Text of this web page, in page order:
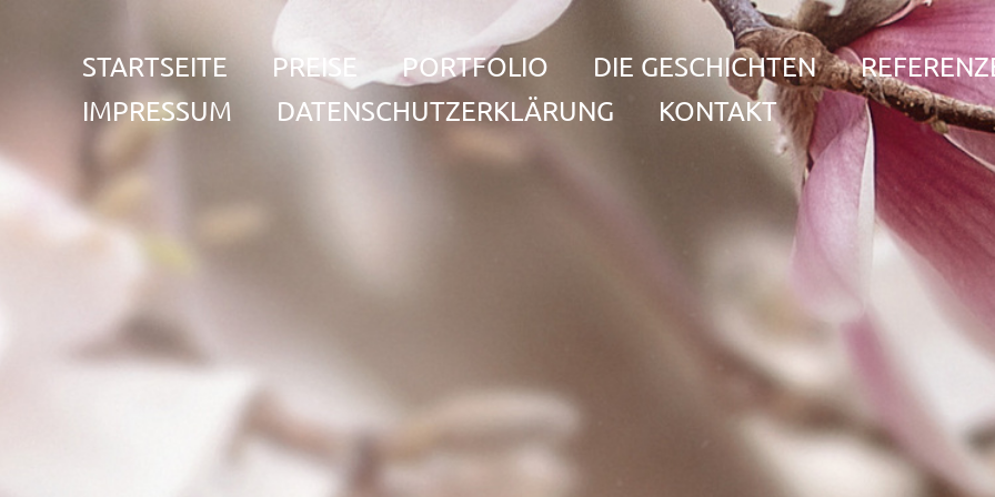
STARTSEITE PREISE PORTFOLIO DIE GESCHICHTEN
IMPRESSUM
DATENSCHUTZERKLÄRUNG KONTAKT